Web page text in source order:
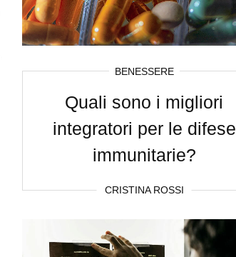
BENESSERE
Quali sono i migliori
integratori per le difese
immunitarie?
CRISTINA ROSSI